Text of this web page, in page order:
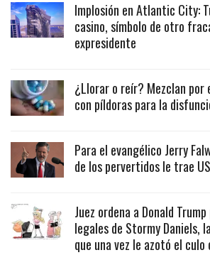
Implosión en Atlantic City:
casino, símbolo de otro
expresidente
¿Llorar o reír? Mezclan
con píldoras para la
Para el evangélico Jerry
de los pervertidos le trae
Juez ordena a Donald
legales de Stormy Daniels,
que una vez le azotó el